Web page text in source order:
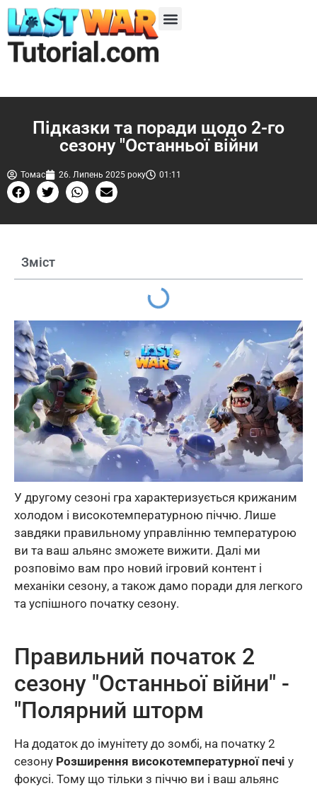
Підказки та поради щодо 2-го
сезону "Останньої війни
Томас 26. Липень 2025 року 01:11
Зміст
У другому сезоні гра характеризується крижаним
холодом і високотемпературною піччю. Лише
завдяки правильному управлінню температурою
ви та ваш альянс зможете вижити. Далі ми
розповімо вам про новий ігровий контент і
механіки сезону, а також дамо поради для легкого
та успішного початку сезону.
Правильний початок 2
сезону "Останньої війни" -
"Полярний шторм
На додаток до імунітету до зомбі, на початку 2
сезону Розширення високотемпературної печі у
фокусі. Тому що тільки з піччю ви і ваш альянс